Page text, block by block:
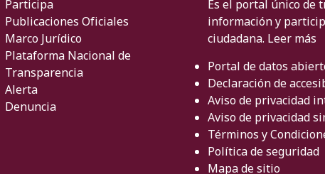
Participa
Publicaciones Oficiales
Marco Jurídico
Plataforma Nacional de
Transparencia
Alerta
Denuncia
Es el portal único de
información y
ciudadana. Leer más
Portal de datos
Declaración de
Aviso de privacidad
Aviso de privacidad
Términos y
Política de seguridad
Mapa de sitio